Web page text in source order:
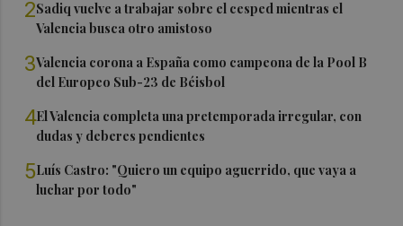
2Sadiq vuelve a trabajar sobre el cesped mientras el
Valencia busca otro amistoso
3Valencia corona a España como campeona de la Pool B
del Europeo Sub-23 de Béisbol
4El Valencia completa una pretemporada irregular, con
dudas y deberes pendientes
5Luís Castro: "Quiero un equipo aguerrido, que vaya a
luchar por todo"